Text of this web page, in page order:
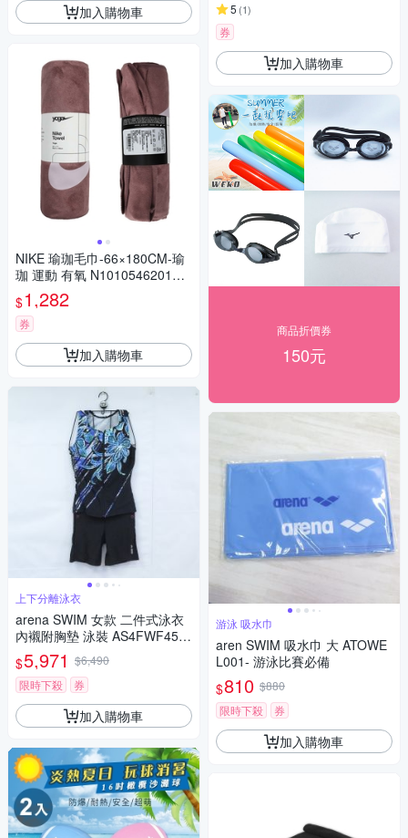
加入購物車
NIKE 瑜珈毛巾-66×180CM-瑜
珈 運動 有氧 N1010546201OS
藕紫粉
$1,282
券
加入購物車
上下分離泳衣
arena SWIM 女款 二件式泳衣
內襯附胸墊 泳裝 AS4FWF45W
T-2色
$5,971 $6,490
限時下殺
券
加入購物車
5 (1)
券
加入購物車
商品折價券
150元
游泳 吸水巾
aren SWIM 吸水巾 大 ATOWE
L001- 游泳比賽必備
$810 $880
限時下殺
券
加入購物車